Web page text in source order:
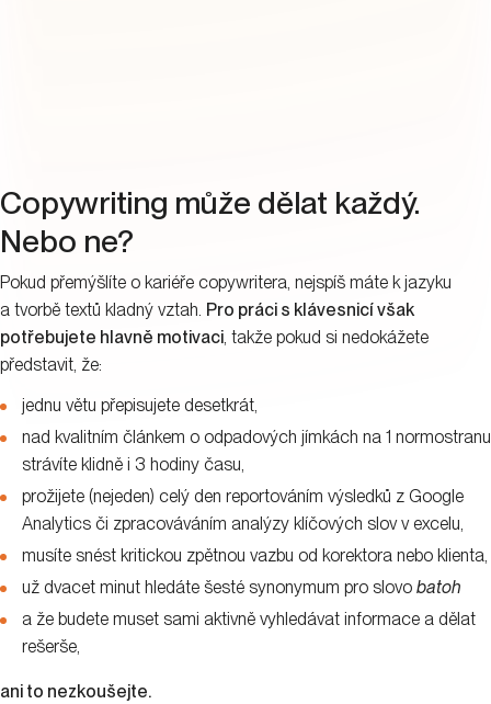
Copywriting může dělat každý.
Nebo ne?
Pokud přemýšlíte o kariéře copywritera, nejspíš máte k jazyku
a tvorbě textů kladný vztah. Pro práci s klávesnicí však
potřebujete hlavně motivaci, takže pokud si nedokážete
představit, že:
jednu větu přepisujete desetkrát,
nad kvalitním článkem o odpadových jímkách na 1 normostranu
strávíte klidně i 3 hodiny času,
prožijete (nejeden) celý den reportováním výsledků z Google
Analytics či zpracováváním analýzy klíčových slov v excelu,
musíte snést kritickou zpětnou vazbu od korektora nebo klienta,
už dvacet minut hledáte šesté synonymum pro slovo batoh
a že budete muset sami aktivně vyhledávat informace a dělat
rešerše,
ani to nezkoušejte.